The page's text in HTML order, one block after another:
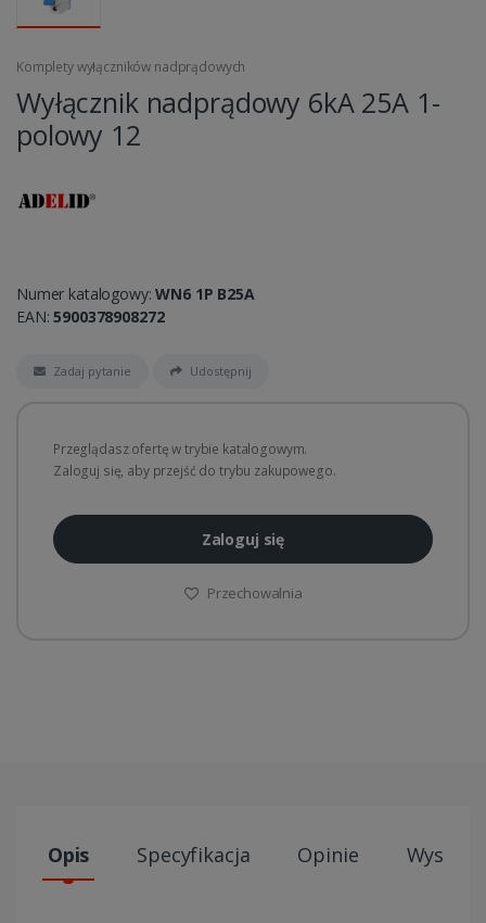
Komplety wyłączników nadprądowych
Wyłącznik nadprądowy 6kA 25A 1-
polowy 12
Numer katalogowy:WN6 1P B25A
EAN:5900378908272
Zadaj pytanie Udostępnij
Przeglądasz ofertę w trybie katalogowym.
Zaloguj się, aby przejść do trybu zakupowego.
Zaloguj się
Przechowalnia
Opis Specyfikacja Opinie Wysyłki